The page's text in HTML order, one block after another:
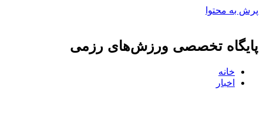
پرش به محتوا
پایگاه تخصصی ورزش‌های رزمی
خانه
اخبار